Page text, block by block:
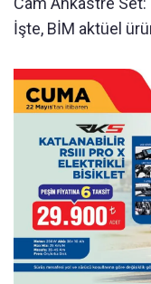
İşte, BİM aktüel